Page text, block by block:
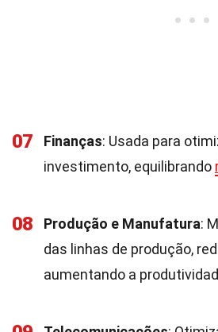
07 Finanças: Usada para
investimento, equilibrando
08 Produção e Manufatura:
das linhas de produção,
aumentando a